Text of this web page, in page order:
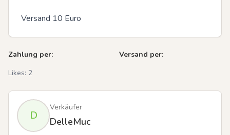
Versand 10 Euro
Zahlung per:
Versand per:
Likes: 2
D
Verkäufer
DelleMuc